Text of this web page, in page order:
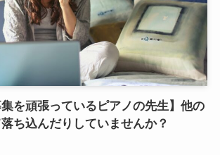
集を頑張っているピアノの先生】他の
ち込んだりしていませんか？